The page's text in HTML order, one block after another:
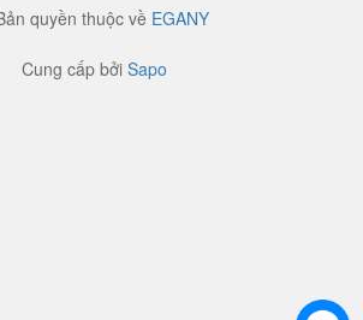
quyền thuộc về EGANY
Cung cấp bởi Sapo